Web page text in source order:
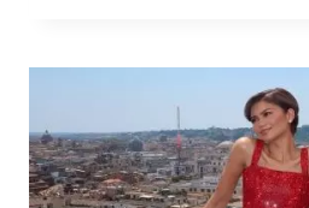
ESTRELA
CAMPANHA
DA
LEVI’S
AO